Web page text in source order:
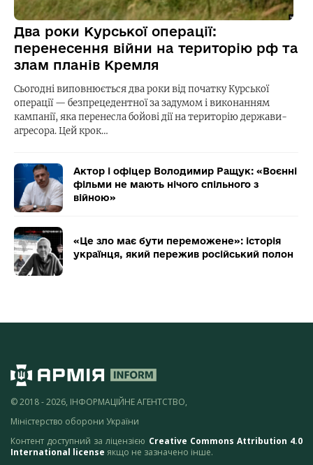
Два роки Курської операції:
перенесення війни на територію рф та
злам планів Кремля
Сьогодні виповнюється два роки від початку Курської
операції — безпрецедентної за задумом і виконанням
кампанії, яка перенесла бойові дії на територію держави-
агресора. Цей крок…
Актор і офіцер Володимир Ращук: «Воєнні
фільми не мають нічого спільного з
війною»
«Це зло має бути переможене»: історія
українця, який пережив російський полон
© 2018 - 2026, ІНФОРМАЦІЙНЕ АГЕНТСТВО,
Міністерство оборони України
Контент доступний за ліцензією Creative Commons Attribution 4.0
International license якщо не зазначено інше.